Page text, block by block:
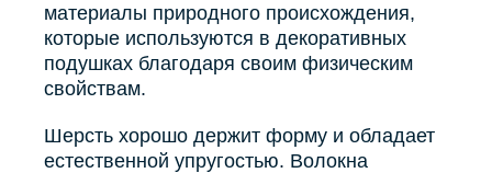
материалы природного происхождения,
которые используются в декоративных
подушках благодаря своим физическим
свойствам.
Шерсть хорошо держит форму и обладает
естественной упругостью. Волокна